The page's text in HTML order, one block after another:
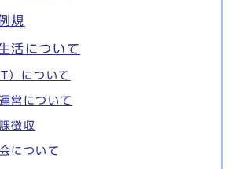
規
活について
）について
営について
徴収
について